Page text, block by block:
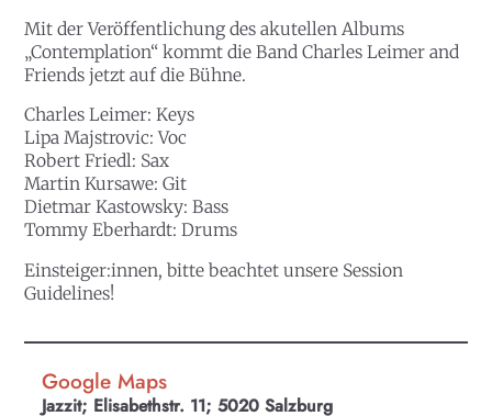
Mit der Veröffentlichung des akutellen Albums
„Contemplation“ kommt die Band Charles Leimer and
Friends jetzt auf die Bühne.
Charles Leimer: Keys
Lipa Majstrovic: Voc
Robert Friedl: Sax
Martin Kursawe: Git
Dietmar Kastowsky: Bass
Tommy Eberhardt: Drums
Einsteiger:innen, bitte beachtet unsere Session
Guidelines!
Google Maps
Jazzit; Elisabethstr. 11; 5020 Salzburg